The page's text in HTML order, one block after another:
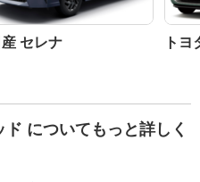
産 セレナ ト
についてもっと詳しく